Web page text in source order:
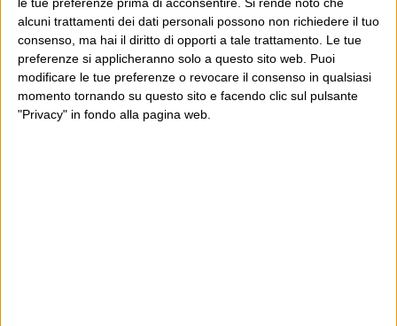
alcuni trattamenti dei dati personali possono non richiedere il tuo
consenso, ma hai il diritto di opporti a tale trattamento. Le tue
preferenze si applicheranno solo a questo sito web. Puoi
modificare le tue preferenze o revocare il consenso in qualsiasi
momento tornando su questo sito e facendo clic sul pulsante
"Privacy" in fondo alla pagina web.